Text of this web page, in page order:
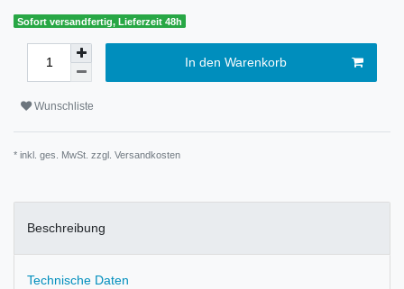
Sofort versandfertig, Lieferzeit 48h
In den Warenkorb
Wunschliste
* inkl. ges. MwSt. zzgl. Versandkosten
Beschreibung
Technische Daten